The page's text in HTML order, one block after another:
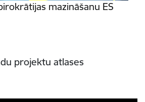
mazināšanu ES
projektu atlases